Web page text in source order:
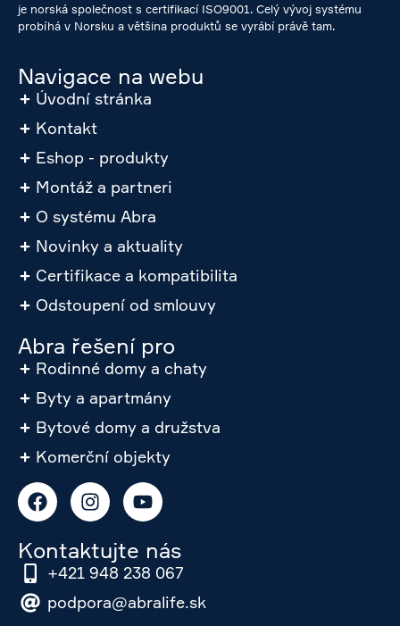
je norská společnost s certifikací ISO9001. Celý vývoj systému
probíhá v Norsku a většina produktů se vyrábí právě tam.
Navigace na webu
Úvodní stránka
Kontakt
Eshop - produkty
Montáž a partneri
O systému Abra
Novinky a aktuality
Certifikace a kompatibilita
Odstoupení od smlouvy
Abra řešení pro
Rodinné domy a chaty
Byty a apartmány
Bytové domy a družstva
Komerční objekty
Kontaktujte nás
+421 948 238 067
podpora@abralife.sk